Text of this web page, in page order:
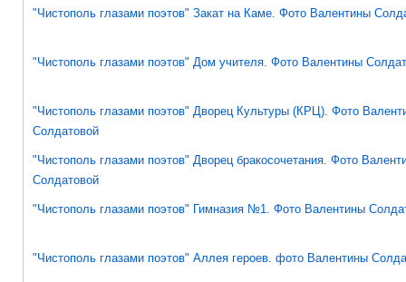
"Чистополь глазами поэтов" Закат на Каме. Фото Валентины
"Чистополь глазами поэтов" Дом учителя. Фото Валентины
"Чистополь глазами поэтов" Дворец Культуры (КРЦ). Фото
Солдатовой
"Чистополь глазами поэтов" Дворец бракосочетания. Фото
Солдатовой
"Чистополь глазами поэтов" Гимназия №1. Фото Валентины
"Чистополь глазами поэтов" Аллея героев. фото Валентины